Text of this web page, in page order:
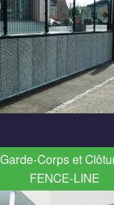
Garde-Corps et
FENCE-LINE